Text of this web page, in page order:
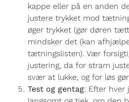
kappe eller på en anden
justere trykket mod
øger trykket (gør døren
mindsker det (kan
tætningslisten). Vær
justering, da for stram
svær at lukke, og for løs
Test og gentag: Efter hver